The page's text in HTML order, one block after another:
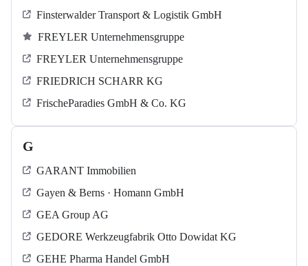
Finsterwalder Transport & Logistik GmbH
FREYLER Unternehmensgruppe
FREYLER Unternehmensgruppe
FRIEDRICH SCHARR KG
FrischeParadies GmbH & Co. KG
G
GARANT Immobilien
Gayen & Berns · Homann GmbH
GEA Group AG
GEDORE Werkzeugfabrik Otto Dowidat KG
GEHE Pharma Handel GmbH